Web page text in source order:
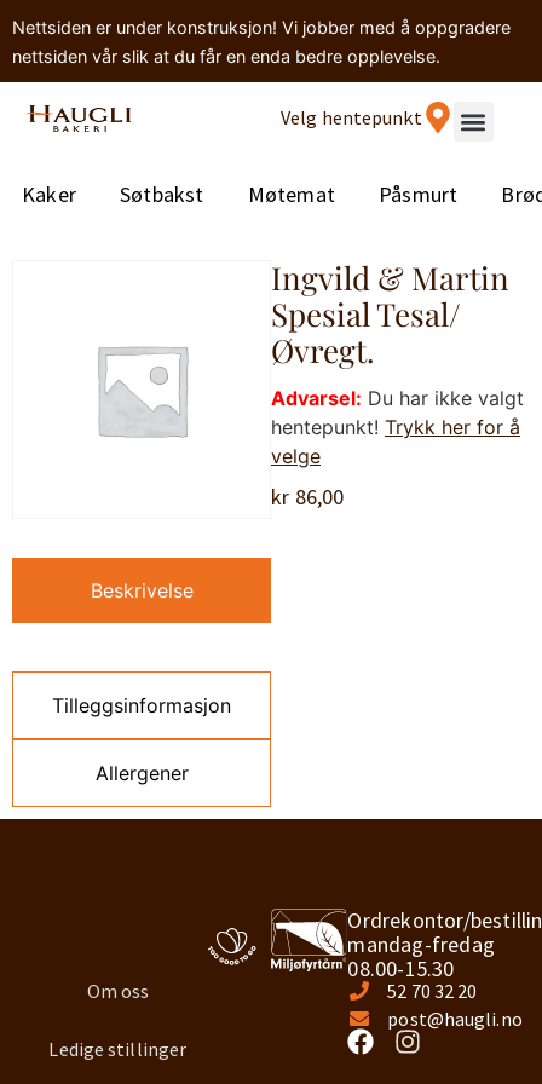
Nettsiden er under konstruksjon! Vi jobber med å oppgradere
nettsiden vår slik at du får en enda bedre opplevelse.
Velg hentepunkt
Kaker Søtbakst Møtemat Påsmurt
Beskrivelse
Tilleggsinformasjon
Allergener
Ingvild & Martin
Spesial Tesal/
Øvregt.
Advarsel: Du har ikke valgt
hentepunkt! Trykk her for å
velge
kr 86,00
Om oss
Ledige stillinger
Ordrekontor/
mandag-fredag
08.00-15.30
52 70 32 20
post@haugli.no